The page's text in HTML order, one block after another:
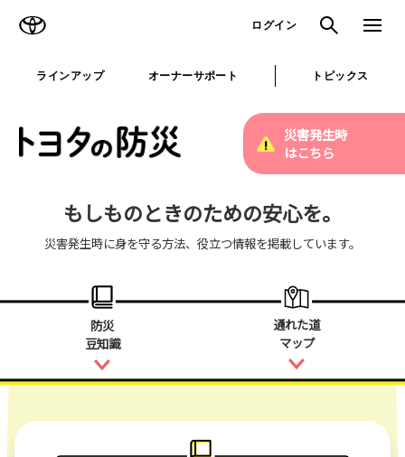
ログイン 検索 メニュ
ラインアップ オーナーサポート トピックス
災害発生時
はこちら
もしものときのための安心を。
災害発生時に身を守る方法、役立つ情報を掲載しています。
防災
豆知識
通れた道
マップ